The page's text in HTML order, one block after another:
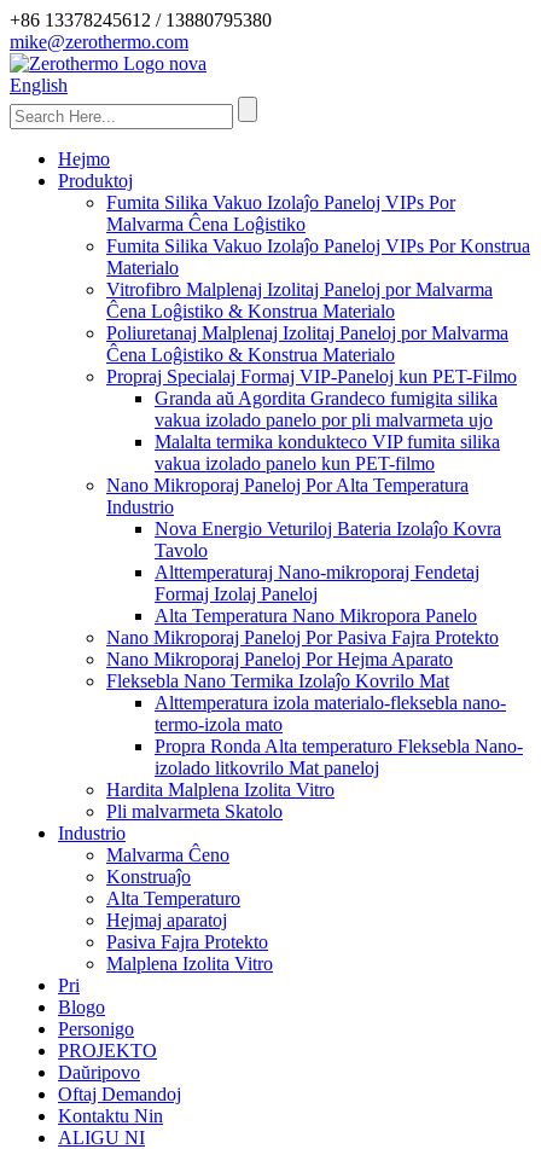
+86 13378245612 / 13880795380
mike@zerothermo.com
English
Hejmo
Produktoj
Fumita Silika Vakuo Izolaĵo Paneloj VIPs Por
Malvarma Ĉena Loĝistiko
Fumita Silika Vakuo Izolaĵo Paneloj VIPs Por Konstrua
Materialo
Vitrofibro Malplenaj Izolitaj Paneloj por Malvarma
Ĉena Loĝistiko & Konstrua Materialo
Poliuretanaj Malplenaj Izolitaj Paneloj por Malvarma
Ĉena Loĝistiko & Konstrua Materialo
Propraj Specialaj Formaj VIP-Paneloj kun PET-Filmo
Granda aŭ Agordita Grandeco fumigita silika
vakua izolado panelo por pli malvarmeta ujo
Malalta termika kondukteco VIP fumita silika
vakua izolado panelo kun PET-filmo
Nano Mikroporaj Paneloj Por Alta Temperatura
Industrio
Nova Energio Veturiloj Bateria Izolaĵo Kovra
Tavolo
Alttemperaturaj Nano-mikroporaj Fendetaj
Formaj Izolaj Paneloj
Alta Temperatura Nano Mikropora Panelo
Nano Mikroporaj Paneloj Por Pasiva Fajra Protekto
Nano Mikroporaj Paneloj Por Hejma Aparato
Fleksebla Nano Termika Izolaĵo Kovrilo Mat
Alttemperatura izola materialo-fleksebla nano-
termo-izola mato
Propra Ronda Alta temperaturo Fleksebla Nano-
izolado litkovrilo Mat paneloj
Hardita Malplena Izolita Vitro
Pli malvarmeta Skatolo
Industrio
Malvarma Ĉeno
Konstruaĵo
Alta Temperaturo
Hejmaj aparatoj
Pasiva Fajra Protekto
Malplena Izolita Vitro
Pri
Blogo
Personigo
PROJEKTO
Daŭripovo
Oftaj Demandoj
Kontaktu Nin
ALIGU NI